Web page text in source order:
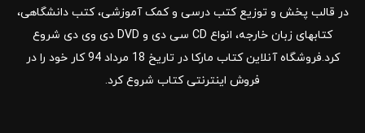
در قالب پخش و توزیع کتب درسی و کمک آموزشی، کتب دانشگاهی،
کتابهای زبان خارجه، انواع CD سی دی و DVD دی وی دی شروع
کرد.فروشگاه آنلاین کتاب مارکا در تاریخ 18 مرداد 94 کار خود را در
فروش اینترنتی کتاب شروع کرد.